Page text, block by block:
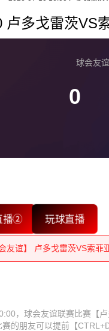
卢多戈雷茨VS
球会友
0
播② 玩球直播
友谊】 卢多戈雷茨VS索菲
友谊】 卢多戈雷茨VS索菲
友谊】 卢多戈雷茨VS索菲
友谊】 卢多戈雷茨VS索菲
，球会友谊联赛比赛【卢
的朋友可以提前【